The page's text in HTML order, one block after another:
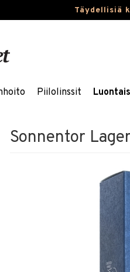
Täydellisiä
Piilolinssit
Sonnentor